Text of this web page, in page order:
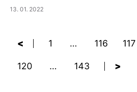
13. 01. 2022
< 1 … 116 117
120 … 143 >